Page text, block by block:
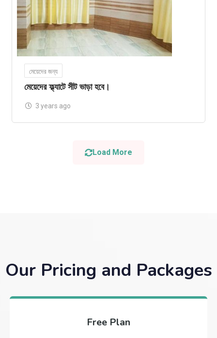
মেয়েদের জন্য
মেয়েদের ফ্ল্যাটে সীট ভাড়া হবে।
3 years ago
Load More
Our Pricing and Packages
Free Plan